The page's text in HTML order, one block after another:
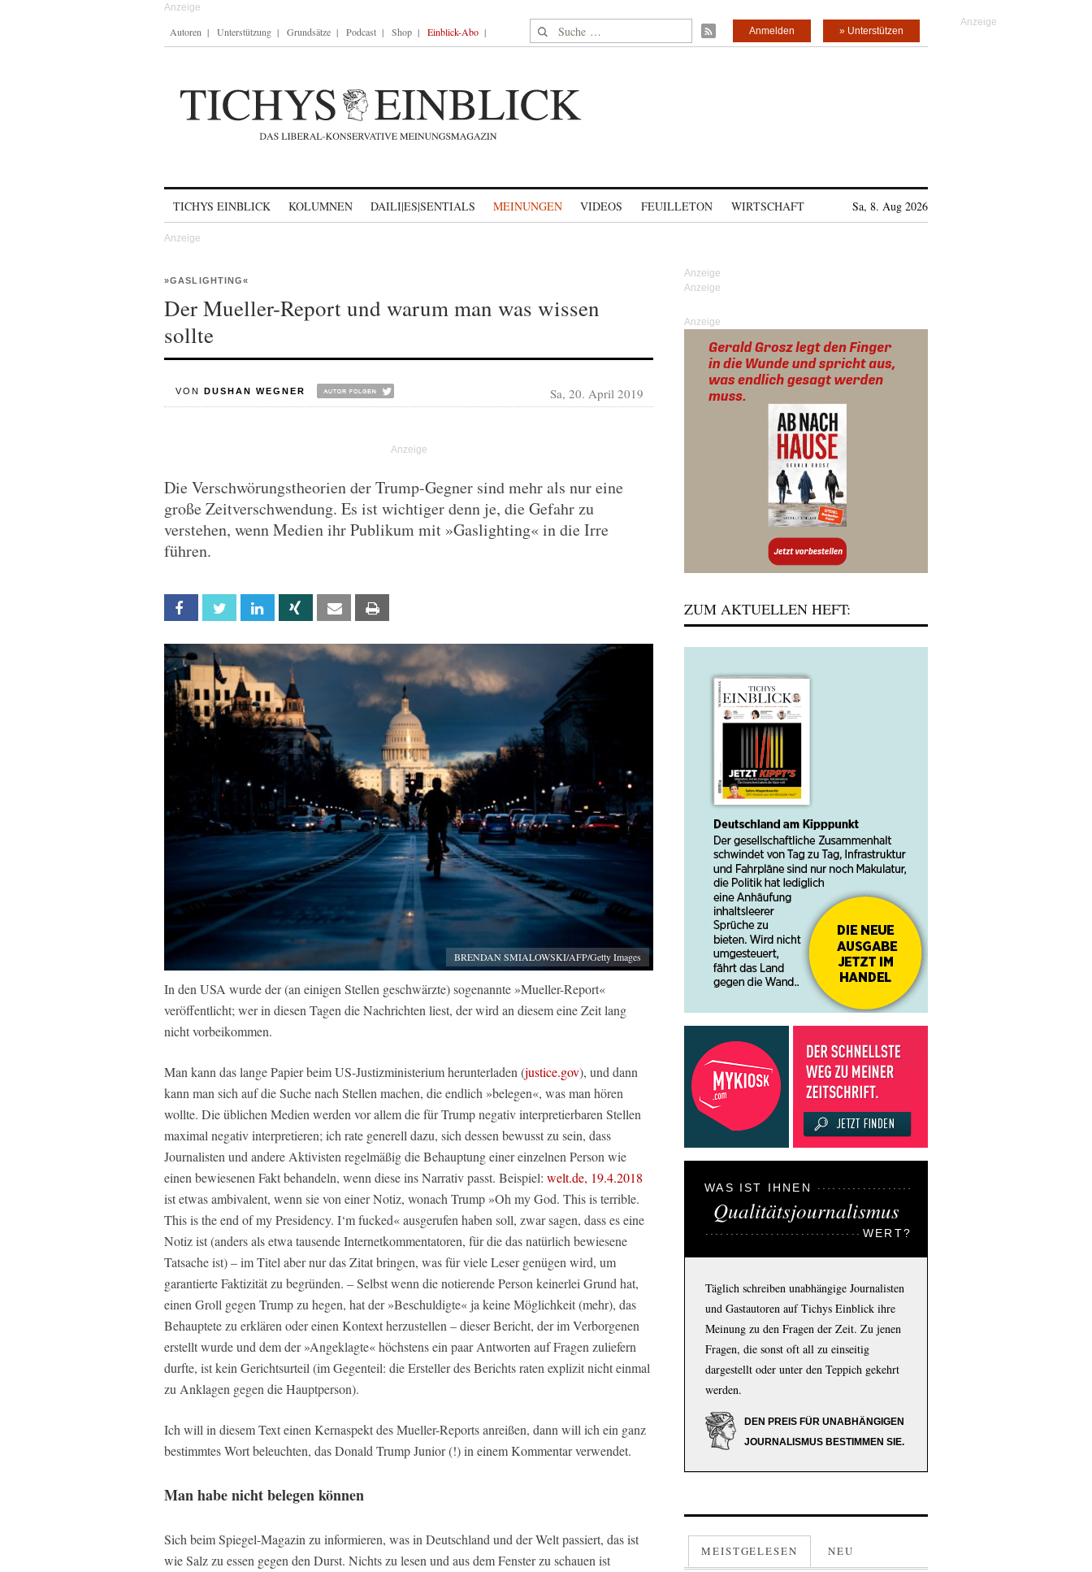
Autoren Unterstützung Grundsätze Podcast Shop Einblick-Abo Suche nach: » Unterstützen
Anmelden
TICHYS EINBLICK KOLUMNEN DAILI|ES|SENTIALS MEINUNGEN VIDEOS FEUILLETON WIRTSCHAFT Sa, 8. Aug 2026
»GASLIGHTING«
Der Mueller-Report und warum man was wissen
sollte
VON DUSHAN WEGNER Sa, 20. April 2019
Die Verschwörungstheorien der Trump-Gegner sind mehr als nur eine
große Zeitverschwendung. Es ist wichtiger denn je, die Gefahr zu
verstehen, wenn Medien ihr Publikum mit »Gaslighting« in die Irre
führen.
Facebook Twitter Linkedin Xing Email
BRENDAN SMIALOWSKI/AFP/Getty Images
In den USA wurde der (an einigen Stellen geschwärzte) sogenannte »Mueller-Report«
veröffentlicht; wer in diesen Tagen die Nachrichten liest, der wird an diesem eine Zeit lang
nicht vorbeikommen.
Man kann das lange Papier beim US-Justizministerium herunterladen (justice.gov), und dann
kann man sich auf die Suche nach Stellen machen, die endlich »belegen«, was man hören
wollte. Die üblichen Medien werden vor allem die für Trump negativ interpretierbaren Stellen
maximal negativ interpretieren; ich rate generell dazu, sich dessen bewusst zu sein, dass
Journalisten und andere Aktivisten regelmäßig die Behauptung einer einzelnen Person wie
einen bewiesenen Fakt behandeln, wenn diese ins Narrativ passt. Beispiel: welt.de, 19.4.2018
ist etwas ambivalent, wenn sie von einer Notiz, wonach Trump »Oh my God. This is terrible.
This is the end of my Presidency. I‘m fucked« ausgerufen haben soll, zwar sagen, dass es eine
Notiz ist (anders als etwa tausende Internetkommentatoren, für die das natürlich bewiesene
Tatsache ist) – im Titel aber nur das Zitat bringen, was für viele Leser genügen wird, um
garantierte Faktizität zu begründen. – Selbst wenn die notierende Person keinerlei Grund hat,
einen Groll gegen Trump zu hegen, hat der »Beschuldigte« ja keine Möglichkeit (mehr), das
Behauptete zu erklären oder einen Kontext herzustellen – dieser Bericht, der im Verborgenen
erstellt wurde und dem der »Angeklagte« höchstens ein paar Antworten auf Fragen zuliefern
durfte, ist kein Gerichtsurteil (im Gegenteil: die Ersteller des Berichts raten explizit nicht einmal
zu Anklagen gegen die Hauptperson).
Ich will in diesem Text einen Kernaspekt des Mueller-Reports anreißen, dann will ich ein ganz
bestimmtes Wort beleuchten, das Donald Trump Junior (!) in einem Kommentar verwendet.
Man habe nicht belegen können
Sich beim Spiegel-Magazin zu informieren, was in Deutschland und der Welt passiert, das ist
wie Salz zu essen gegen den Durst. Nichts zu lesen und aus dem Fenster zu schauen ist
Anzeige
ZUM AKTUELLEN HEFT:
WAS IST IHNEN
Qualitätsjournalismus
WERT?
Täglich schreiben unabhängige Journalisten
und Gastautoren auf Tichys Einblick ihre
Meinung zu den Fragen der Zeit. Zu jenen
Fragen, die sonst oft all zu einseitig
dargestellt oder unter den Teppich gekehrt
werden.
DEN PREIS FÜR UNABHÄNGIGEN
JOURNALISMUS BESTIMMEN SIE.
MEISTGELESEN NEU